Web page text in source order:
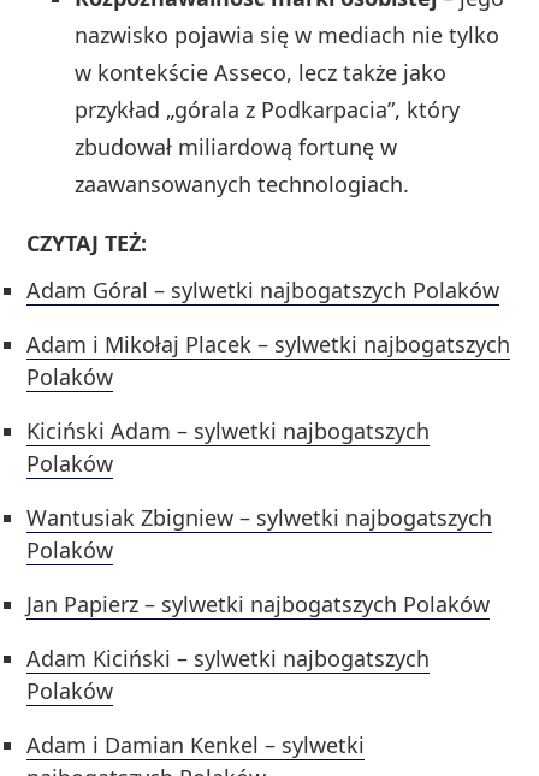
nazwisko pojawia się w mediach nie tylko
w kontekście Asseco, lecz także jako
przykład „górala z Podkarpacia”, który
zbudował miliardową fortunę w
zaawansowanych technologiach.
CZYTAJ TEŻ:
Adam Góral – sylwetki najbogatszych Polaków
Adam i Mikołaj Placek – sylwetki najbogatszych
Polaków
Kiciński Adam – sylwetki najbogatszych
Polaków
Wantusiak Zbigniew – sylwetki najbogatszych
Polaków
Jan Papierz – sylwetki najbogatszych Polaków
Adam Kiciński – sylwetki najbogatszych
Polaków
Adam i Damian Kenkel – sylwetki